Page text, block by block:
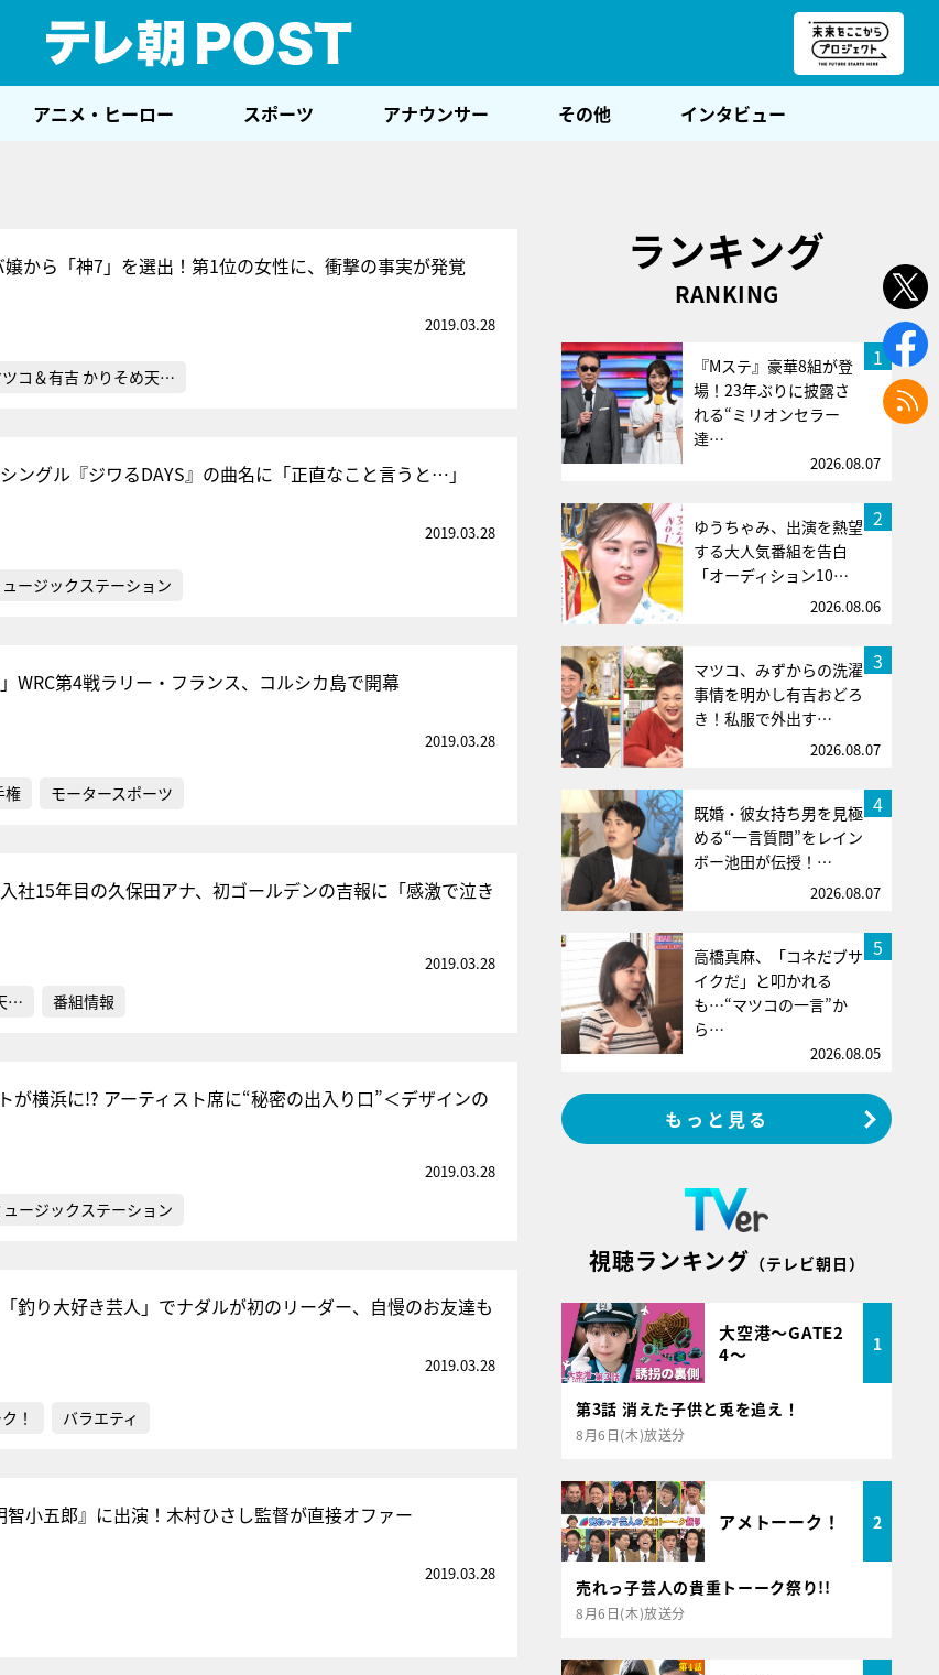
アニメ・ヒーロー スポーツ アナウンサー その他 インタビュー
から「神7」を選出！第1位の女性に、衝撃の事実が発覚
2019.03.28
コ＆有吉 かりそめ天…
ングル『ジワるDAYS』の曲名に「正直なこと言うと…」
2019.03.28
ュージックステーション
WRC第4戦ラリー・フランス、コルシカ島で開幕
2019.03.28
権 モータースポーツ
社15年目の久保田アナ、初ゴールデンの吉報に「感激で泣き
2019.03.28
… 番組情報
が横浜に!? アーティスト席に“秘密の出入り口”＜デザインの
2019.03.28
ュージックステーション
釣り大好き芸人」でナダルが初のリーダー、自慢のお友達も
2019.03.28
！ バラエティ
小五郎』に出演！木村ひさし監督が直接オファー
2019.03.28
ランキング
RANKING
1
『Mステ』豪華8組が登
場！23年ぶりに披露さ
れる“ミリオンセラー
達…
2026.08.07
2
ゆうちゃみ、出演を熱望
する大人気番組を告白
「オーディション10…
2026.08.06
3
マツコ、みずからの洗濯
事情を明かし有吉おどろ
き！私服で外出す…
2026.08.07
4
既婚・彼女持ち男を見極
める“一言質問”をレイン
ボー池田が伝授！…
2026.08.07
5
高橋真麻、「コネだブサ
イクだ」と叩かれる
も…“マツコの一言”か
ら…
2026.08.05
もっと見る
視聴ランキング （テレビ朝日）
大空港～GATE2
4～
1
第3話 消えた子供と兎を追え！
8月6日(木)放送分
アメトーーク！ 2
売れっ子芸人の貴重トーーク祭り!!
8月6日(木)放送分